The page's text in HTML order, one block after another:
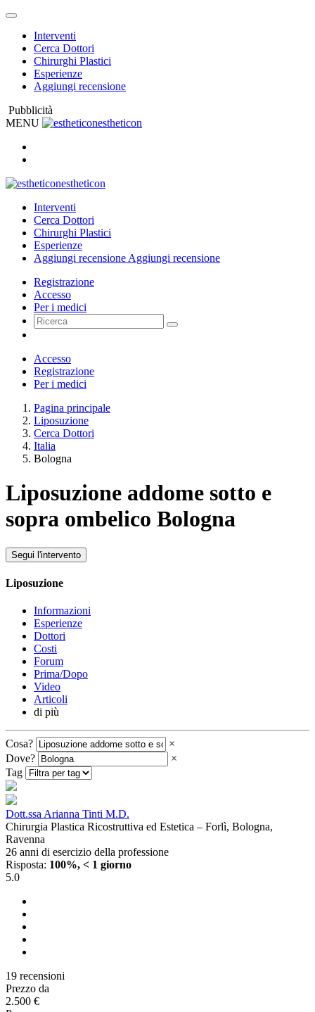
Interventi
Cerca Dottori
Chirurghi Plastici
Esperienze
Aggiungi recensione
Pubblicità
MENU
estheticon
estheticon
Interventi
Cerca Dottori
Chirurghi Plastici
Esperienze
Aggiungi recensione Aggiungi recensione
Registrazione
Accesso
Per i medici
Accesso
Registrazione
Per i medici
Pagina principale
Liposuzione
Cerca Dottori
Italia
Bologna
Liposuzione addome sotto e
sopra ombelico Bologna
Segui l'intervento
Liposuzione
Informazioni
Esperienze
Dottori
Costi
Forum
Prima/Dopo
Video
Articoli
di più
Cosa?
×
Dove?
×
Tag
Dott.ssa Arianna Tinti M.D.
Chirurgia Plastica Ricostruttiva ed Estetica – Forlì, Bologna,
Ravenna
26 anni di esercizio della professione
Risposta: 100%, < 1 giorno
5.0
19 recensioni
Prezzo da
2.500 €